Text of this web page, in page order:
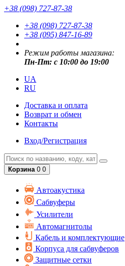
+38 (098) 727-87-38
+38 (098) 727-87-38
+38 (095) 847-16-89
Режим работы магазина:
Пн-Пт: с 10:00 до 19:00
UA
RU
Доставка и оплата
Возврат и обмен
Контакты
Вход/Регистрация
Корзина 0 0
Автоакустика
Сабвуферы
Усилители
Автомагнитолы
Кабель и комплектующие
Корпуса для сабвуферов
Защитные сетки